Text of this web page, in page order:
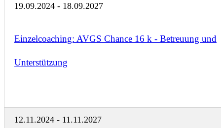
19.09.2024 - 18.09.2027
Einzelcoaching: AVGS Chance 16 k - Betreuung und
Unterstützung
12.11.2024 - 11.11.2027